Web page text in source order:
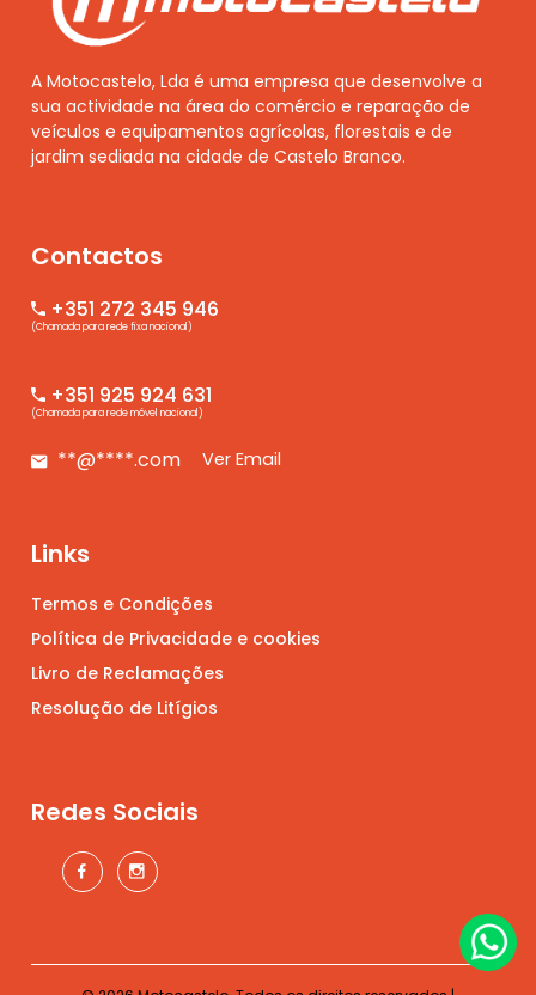
A Motocastelo, Lda é uma empresa que desenvolve a
sua actividade na área do comércio e reparação de
veículos e equipamentos agrícolas, florestais e de
jardim sediada na cidade de Castelo Branco.
Contactos
+351 272 345 946
(Chamada para rede fixa nacional)
+351 925 924 631
(Chamada para rede móvel nacional)
**@****.com Ver Email
Links
Termos e Condições
Política de Privacidade e cookies
Livro de Reclamações
Resolução de Litígios
Redes Sociais